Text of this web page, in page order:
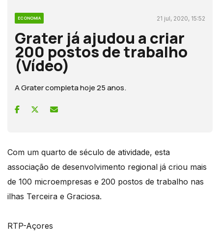
ECONOMIA 21 jul, 2020, 15:52
Grater já ajudou a criar
200 postos de trabalho
(Vídeo)
A Grater completa hoje 25 anos.
Com um quarto de século de atividade, esta
associação de desenvolvimento regional já criou mais
de 100 microempresas e 200 postos de trabalho nas
ilhas Terceira e Graciosa.
RTP-Açores